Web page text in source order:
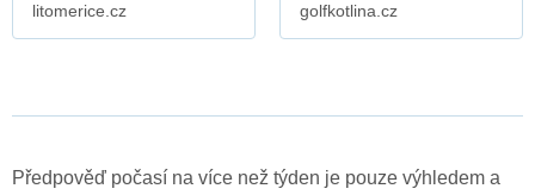
litomerice.cz
golfkotlina.cz
Předpověď počasí na více než týden je pouze výhledem a